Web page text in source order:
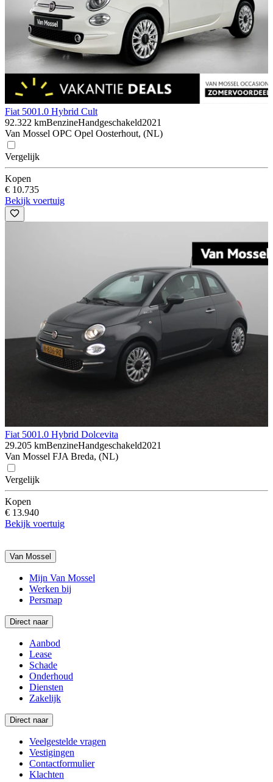
Fiat 5001.0 Hybrid Cult
92.322 kmBenzineHandgeschakeld2021
Van Mossel OPC Opel Oosterhout, (NL)
Vergelijk
Kopen
€ 10.735
Bekijk voertuig
Fiat 5001.0 Hybrid Dolcevita
29.205 kmBenzineHandgeschakeld2021
Van Mossel FJA Breda, (NL)
Vergelijk
Kopen
€ 13.940
Bekijk voertuig
Van Mossel
Mijn Van Mossel
Werken bij
Persmap
Direct naar
Aanbod
Lease
Schade
Onderhoud
Diensten
Zakelijk
Direct naar
Veelgestelde vragen
Vestigingen
Contactformulier
Klachten